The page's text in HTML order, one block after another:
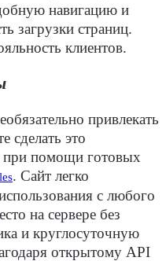
навигацию и
загрузки страниц.
клиентов.
привлекать
сделать это
при помощи готовых
. Сайт легко
с любого
на сервере без
и круглосуточную
открытому API